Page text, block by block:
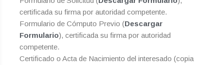
certificada su firma por autoridad competente.
Formulario de Cómputo Previo (Descargar
Formulario), certificada su firma por autoridad
competente.
Certificado o Acta de Nacimiento del interesado (copia